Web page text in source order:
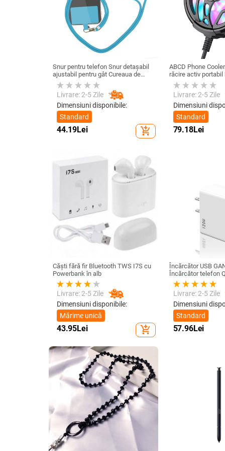
Snur pentru telefon Snur detașabil
ajustabil pentru gât Cureaua de
șnur pentru accesorii pentru telefon
mobil Snur pentru telefon mobil
Curele universale pentru gât
Livrare: 2-5 Zile
Dimensiuni disponibile:
Standard
44.19Lei add_shopping_cart
ABCD Phone
răcire activ portabil
telefon mobil
Livrare: 2-5 Zile
Dimensiuni
Standard
79.18Lei
Căști fără fir Bluetooth TWS I7S cu
Powerbank în alb
Livrare: 2-5 Zile
Dimensiuni disponibile:
Mărime unică
43.95Lei add_shopping_cart
Încărcător USB
Încărcător telefon
Adaptor de
iPhone 14 13 12
realme încărcător
Livrare: 2-5 Zile
Dimensiuni
Standard
57.96Lei